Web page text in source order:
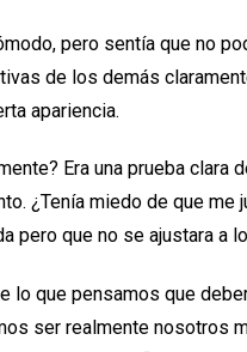
pero sentía que no
de los demás
apariencia.
Era una prueba
¿Tenía miedo de que
pero que no se ajustara a
lo que pensamos que
ser realmente nosotros